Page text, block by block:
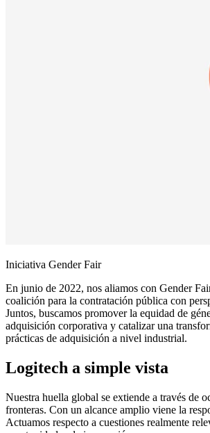
Iniciativa Gender Fair
En junio de 2022, nos aliamos con Gender
coalición para la contratación pública con
Juntos, buscamos promover la equidad de
adquisición corporativa y catalizar una
prácticas de adquisición a nivel industrial.
Logitech a simple vista
Nuestra huella global se extiende a través de
fronteras. Con un alcance amplio viene la
Actuamos respecto a cuestiones realmente